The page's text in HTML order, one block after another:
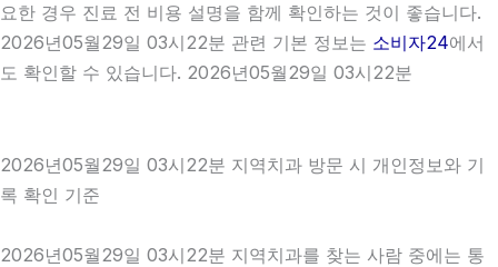
요한 경우 진료 전 비용 설명을 함께 확인하는 것이 좋습니다.
2026년05월29일 03시22분 관련 기본 정보는 소비자24에서
도 확인할 수 있습니다. 2026년05월29일 03시22분
2026년05월29일 03시22분 지역치과 방문 시 개인정보와 기
록 확인 기준
2026년05월29일 03시22분 지역치과를 찾는 사람 중에는 통